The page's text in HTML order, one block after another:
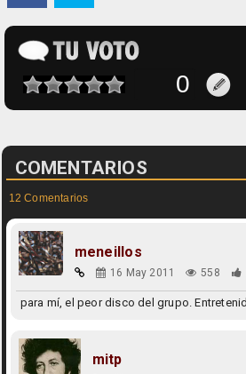
COMENTARIOS
12 Comentarios
meneillos
16 May 2011 558
para mí, el peor disco del grupo.
mitp